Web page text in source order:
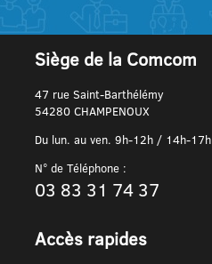
Siège de la Comcom
47 rue Saint-Barthélémy
54280 CHAMPENOUX
Du lun. au ven. 9h-12h / 14h-17h
N° de Téléphone :
03 83 31 74 37
Accès rapides